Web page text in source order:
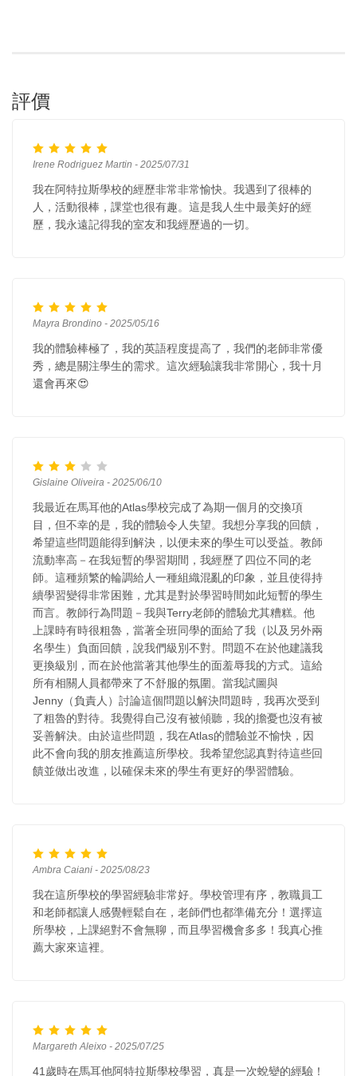
評價
Irene Rodriguez Martin - 2025/07/31
我在阿特拉斯學校的經歷非常非常愉快。我遇到了很棒的
人，活動很棒，課堂也很有趣。這是我人生中最美好的經
歷，我永遠記得我的室友和我經歷過的一切。
Mayra Brondino - 2025/05/16
我的體驗棒極了，我的英語程度提高了，我們的老師非常優
秀，總是關注學生的需求。這次經驗讓我非常開心，我十月
還會再來😍
Gislaine Oliveira - 2025/06/10
我最近在馬耳他的Atlas學校完成了為期一個月的交換項
目，但不幸的是，我的體驗令人失望。我想分享我的回饋，
希望這些問題能得到解決，以便未來的學生可以受益。教師
流動率高－在我短暫的學習期間，我經歷了四位不同的老
師。這種頻繁的輪調給人一種組織混亂的印象，並且使得持
續學習變得非常困難，尤其是對於學習時間如此短暫的學生
而言。教師行為問題－我與Terry老師的體驗尤其糟糕。他
上課時有時很粗魯，當著全班同學的面給了我（以及另外兩
名學生）負面回饋，說我們級別不對。問題不在於他建議我
更換級別，而在於他當著其他學生的面羞辱我的方式。這給
所有相關人員都帶來了不舒服的氛圍。當我試圖與
Jenny（負責人）討論這個問題以解決問題時，我再次受到
了粗魯的對待。我覺得自己沒有被傾聽，我的擔憂也沒有被
妥善解決。由於這些問題，我在Atlas的體驗並不愉快，因
此不會向我的朋友推薦這所學校。我希望您認真對待這些回
饋並做出改進，以確保未來的學生有更好的學習體驗。
Ambra Caiani - 2025/08/23
我在這所學校的學習經驗非常好。學校管理有序，教職員工
和老師都讓人感覺輕鬆自在，老師們也都準備充分！選擇這
所學校，上課絕對不會無聊，而且學習機會多多！我真心推
薦大家來這裡。
Margareth Aleixo - 2025/07/25
41歲時在馬耳他阿特拉斯學校學習，真是一次蛻變的經驗！